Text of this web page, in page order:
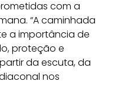
com a
“A caminhada
a importância de
proteção e
da escuta, da
nos